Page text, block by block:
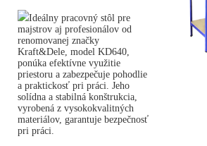
Ideálny pracovný stôl pre
majstrov aj profesionálov od
renomovanej značky
Kraft&Dele, model KD640,
ponúka efektívne využitie
priestoru a zabezpečuje pohodlie
a praktickosť pri práci. Jeho
solídna a stabilná konštrukcia,
vyrobená z vysokokvalitných
materiálov, garantuje bezpečnosť
pri práci.